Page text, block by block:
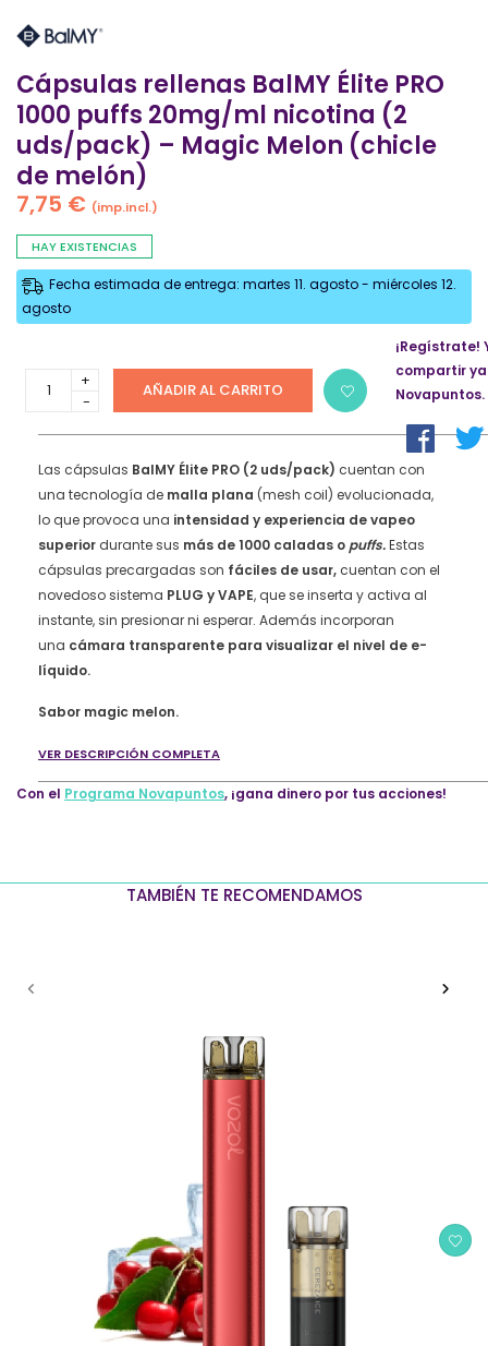
Cápsulas rellenas BalMY Élite PRO
1000 puffs 20mg/ml nicotina (2
uds/pack) – Magic Melon (chicle
de melón)
7,75 € (imp.incl.)
HAY EXISTENCIAS
Fecha estimada de entrega: martes 11. agosto - miércoles 12.
agosto
Cápsulas
rellenas
PRO
1000
20mg/ml
nicotina
(2
uds/pack)
Magic
Melon
(chicle
de
quantity
AÑADIR AL CARRITO
Las cápsulas BalMY Élite PRO (2 uds/pack) cuentan con
una tecnología de malla plana (mesh coil) evolucionada,
lo que provoca una intensidad y experiencia de vapeo
superior durante sus más de 1000 caladas o puffs.Estas
cápsulas precargadas son fáciles de usar, cuentan con el
novedoso sistema PLUG y VAPE, que se inserta y activa al
instante, sin presionar ni esperar. Además incorporan
una cámara transparente para visualizar el nivel de e-
líquido.
Sabor magic melon.
VER DESCRIPCIÓN COMPLETA
¡Regístrate!
compartir
Novapuntos.
Con el Programa Novapuntos, ¡gana dinero por tus acciones!
TAMBIÉN TE RECOMENDAMOS